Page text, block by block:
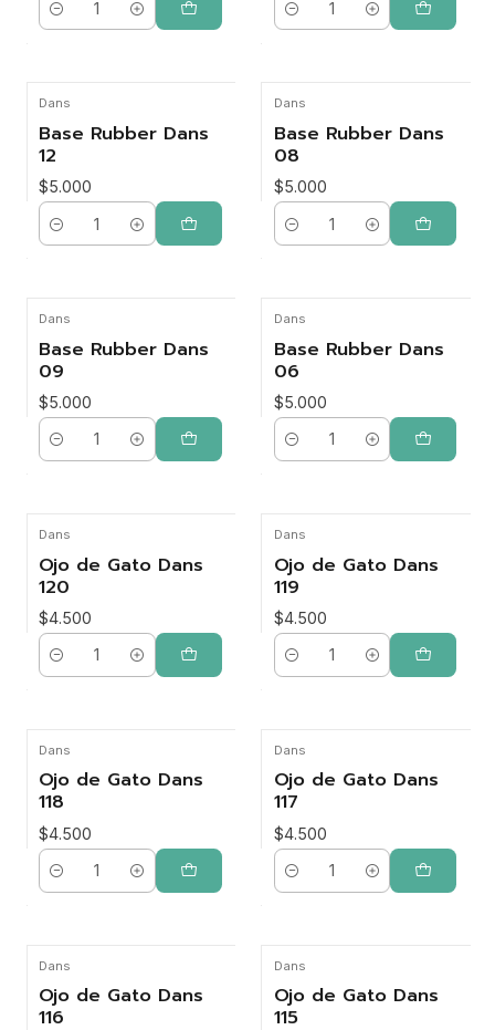
Cantidad Cantidad
Dans
Base Rubber Dans
12
$5.000
Cantidad
Dans
Base Rubber Dans
08
$5.000
Cantidad
Dans
Base Rubber Dans
09
$5.000
Cantidad
Dans
Base Rubber Dans
06
$5.000
Cantidad
Dans
Ojo de Gato Dans
120
$4.500
Cantidad
Dans
Ojo de Gato Dans
119
$4.500
Cantidad
Dans
Ojo de Gato Dans
118
$4.500
Cantidad
Dans
Ojo de Gato Dans
117
$4.500
Cantidad
Dans
Ojo de Gato Dans
116
Dans
Ojo de Gato Dans
115